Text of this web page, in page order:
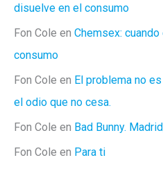
disuelve en el consumo
Fon Cole en Chemsex:
consumo
Fon Cole en El problema no
el odio que no cesa.
Fon Cole en Bad Bunny.
Fon Cole en Para ti